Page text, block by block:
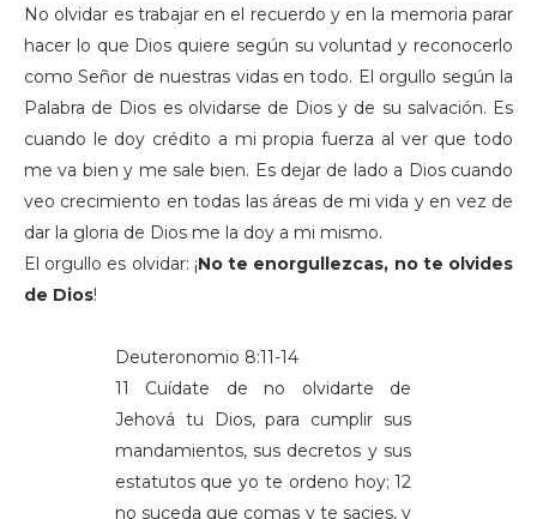
No olvidar es trabajar en el recuerdo y en la memoria parar
hacer lo que Dios quiere según su voluntad y reconocerlo
como Señor de nuestras vidas en todo. El orgullo según la
Palabra de Dios es olvidarse de Dios y de su salvación. Es
cuando le doy crédito a mi propia fuerza al ver que todo
me va bien y me sale bien. Es dejar de lado a Dios cuando
veo crecimiento en todas las áreas de mi vida y en vez de
dar la gloria de Dios me la doy a mi mismo.
El orgullo es olvidar: ¡No te enorgullezcas, no te olvides
de Dios!
Deuteronomio 8:11-14
11 Cuídate de no olvidarte de
Jehová tu Dios, para cumplir sus
mandamientos, sus decretos y sus
estatutos que yo te ordeno hoy; 12
no suceda que comas y te sacies, y